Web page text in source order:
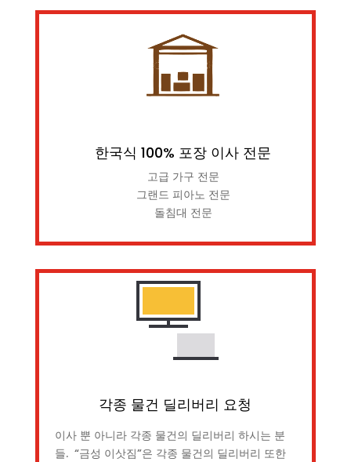
한국식 100% 포장 이사 전문
고급 가구 전문
그랜드 피아노 전문
돌침대 전문
각종 물건 딜리버리 요청
이사 뿐 아니라 각종 물건의 딜리버리 하시는 분
들. “금성 이삿짐”은 각종 물건의 딜리버리 또한